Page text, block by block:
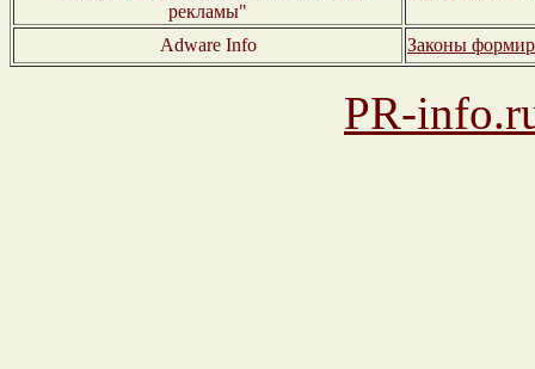
рекламы"
Adware Info Законы
PR-